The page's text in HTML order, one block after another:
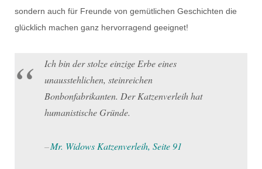
sondern auch für Freunde von gemütlichen Geschichten die
glücklich machen ganz hervorragend geeignet!
Ich bin der stolze einzige Erbe eines
unausstehlichen, steinreichen
Bonbonfabrikanten. Der Katzenverleih hat
humanistische Gründe.
Mr. Widows Katzenverleih, Seite 91